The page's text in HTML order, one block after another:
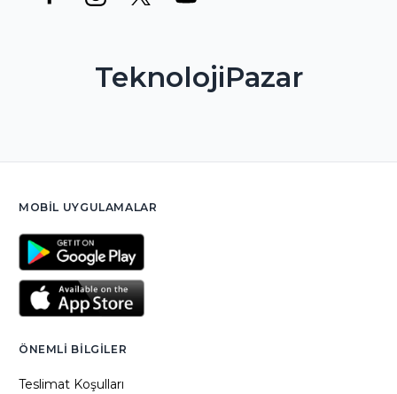
TeknolojiPazar
MOBIL UYGULAMALAR
ÖNEMLI BILGILER
Teslimat Koşulları